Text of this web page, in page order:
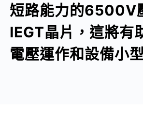
短路能力的6500V
IEGT晶片，這將有
電壓運作和設備小